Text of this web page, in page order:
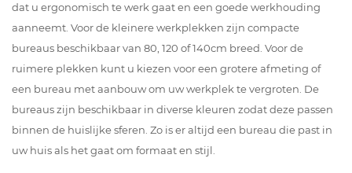
dat u ergonomisch te werk gaat en een goede werkhouding
aanneemt. Voor de kleinere werkplekken zijn compacte
bureaus beschikbaar van 80, 120 of 140cm breed. Voor de
ruimere plekken kunt u kiezen voor een grotere afmeting of
een bureau met aanbouw om uw werkplek te vergroten. De
bureaus zijn beschikbaar in diverse kleuren zodat deze passen
binnen de huislijke sferen. Zo is er altijd een bureau die past in
uw huis als het gaat om formaat en stijl.